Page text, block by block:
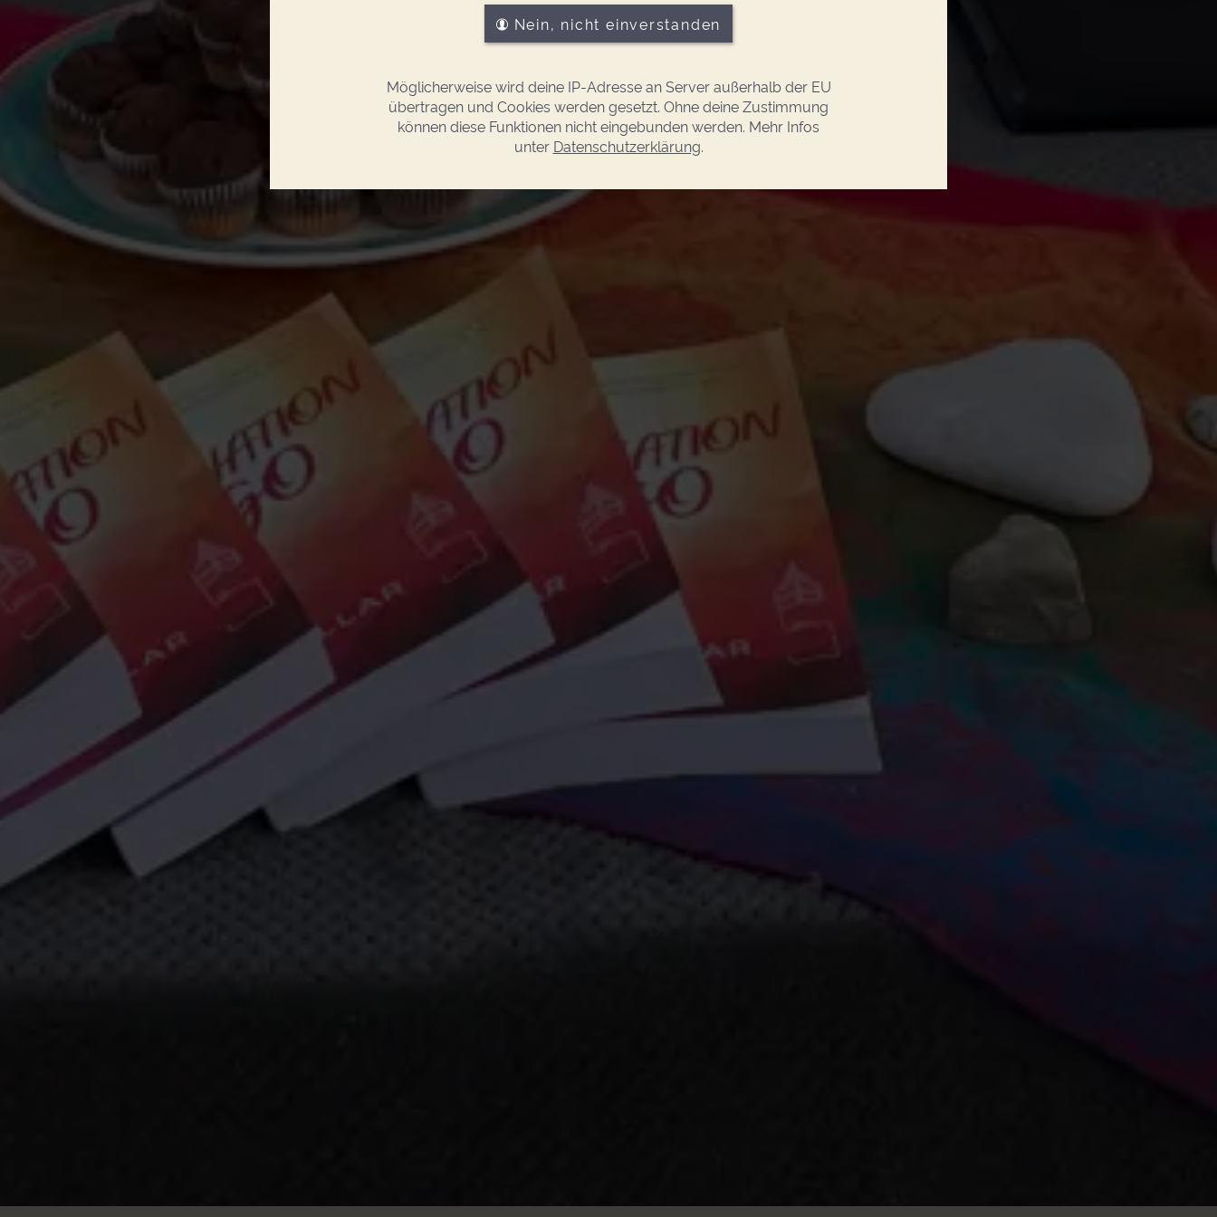
Nein, nicht einverstanden
Möglicherweise wird deine IP-Adresse an Server außerhalb der EU
übertragen und Cookies werden gesetzt. Ohne deine Zustimmung
können diese Funktionen nicht eingebunden werden. Mehr Infos
unter Datenschutzerklärung.